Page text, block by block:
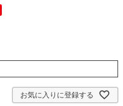
お気に入りに登録する